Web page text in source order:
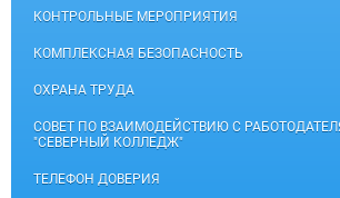
КОНТРОЛЬНЫЕ МЕРОПРИЯТИЯ
КОМПЛЕКСНАЯ БЕЗОПАСНОСТЬ
ОХРАНА ТРУДА
СОВЕТ ПО ВЗАИМОДЕЙСТВИЮ С
"СЕВЕРНЫЙ КОЛЛЕДЖ"
ТЕЛЕФОН ДОВЕРИЯ